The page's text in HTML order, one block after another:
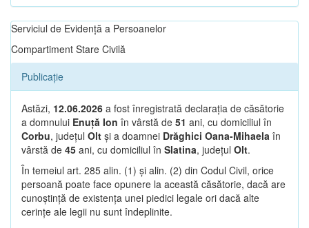
Serviciul de Evidență a Persoanelor
Compartiment Stare Civilă
Publicație
Astăzi, 12.06.2026 a fost înregistrată declarația de căsătorie
a domnului Enuță Ion în vârstă de 51 ani, cu domiciliul în
Corbu, județul Olt și a doamnei Drăghici Oana-Mihaela în
vârstă de 45 ani, cu domiciliul în Slatina, județul Olt.
În temeiul art. 285 alin. (1) și alin. (2) din Codul Civil, orice
persoană poate face opunere la această căsătorie, dacă are
cunoștință de existența unei piedici legale ori dacă alte
cerințe ale legii nu sunt îndeplinite.